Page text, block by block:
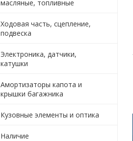
масляные, топливные
Ходовая часть, сцепление,
подвеска
Электроника, датчики,
катушки
Амортизаторы капота и
крышки багажника
Кузовные элементы и оптика
Наличие